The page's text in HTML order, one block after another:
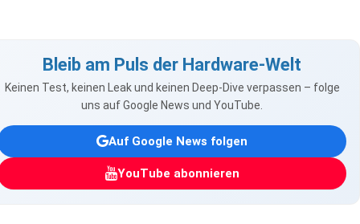
Bleib am Puls der Hardware-Welt
Keinen Test, keinen Leak und keinen Deep-Dive verpassen – folge
uns auf Google News und YouTube.
Auf Google News folgen
YouTube abonnieren